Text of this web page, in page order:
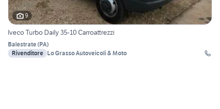
9
Iveco Turbo Daily 35-10 Carroattrezzi
Balestrate(PA)
Rivenditore Lo Grasso Autoveicoli & Moto